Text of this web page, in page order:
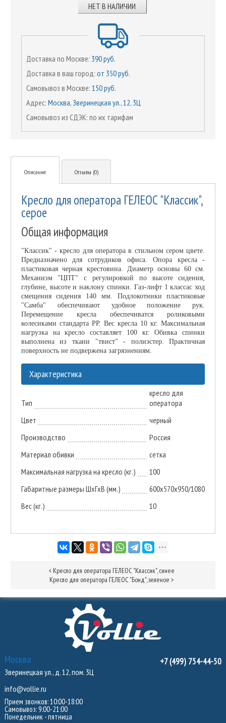
НЕТ В НАЛИЧИИ
Доставка по Москве: 390 руб.
Доставка в ваш город: от 350 руб.
Самовывоз в Москве: 150 руб.
Адрес: Москва, Зверинецкая ул., 12, 3Ц
Самовывоз из СДЭК: по их тарифам
Описание Отзывы (0)
Кресло для оператора ГЕЛЕОС "Классик",
серое
Общая информация
"Классик" - кресло для оператора в стильном сером цвете.
Предназначено для сотруднков офиса. Опора кресла -
пластиковая черная крестовина. Диаметр основы 60 см.
Механизм "ЦПТ" с регулировкой по высоте сидения,
глубине, высоте и наклону спинки. Газ-лифт 1 классас ход
смещения сидения 140 мм. Подлокотники пластиковые
"Самба" обеспечивают удобное положение рук.
Перемещение кресла обеспечиватся роликовыми
колесиками стандарта PP. Вес кресла 10 кг. Максимальная
нагрузка на кресло составляет 100 кг. Обивка спинки
выполнена из ткани "твист" - полиэстер. Практичная
поверхность не подвержена загрязнениям.
Характеристика
Тип
кресло для
оператора
Цвет
черный
Производство
Россия
Материал обивки
сетка
Максимальная нагрузка на кресло (кг.)
100
Габаритные размеры ШхГхВ (мм.)
600х570х950/1080
Вес (кг.)
10
< Кресло для оператора ГЕЛЕОС "Классик", синее
Кресло для оператора ГЕЛЕОС "Бонд", зеленое >
Москва
Зверинецкая ул., д. 12, пом. 3Ц
info@vollie.ru
Прием звонков: 10:00-18:00
Самовывоз: 9:00-21:00
Понедельник - пятница
+7 (499) 754-44-50